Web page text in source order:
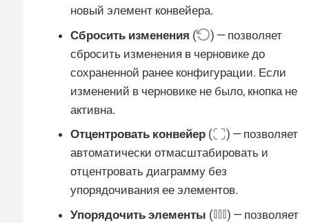
новый элемент конвейера.
Сбросить изменения (
) — позволяет
сбросить изменения в черновике до
сохраненной ранее конфигурации. Если
изменений в черновике не было, кнопка не
активна.
Отцентровать конвейер (
) — позволяет
автоматически отмасштабировать и
отцентровать диаграмму без
упорядочивания ее элементов.
Упорядочить элементы (
) — позволяет